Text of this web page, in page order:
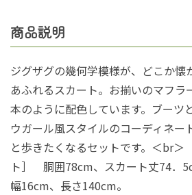
商品説明
ジグザグの幾何学模様が、どこか懐
あふれるスカート。お揃いのマフラ
本のように配色しています。ブーツ
ウガール風スタイルのコーディネー
と歩きたくなるセットです。＜br＞
ト］ 胴囲78cm、スカート丈74．
幅16cm、長さ140cm。